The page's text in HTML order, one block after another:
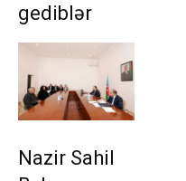
gediblər
Nazir Sahil